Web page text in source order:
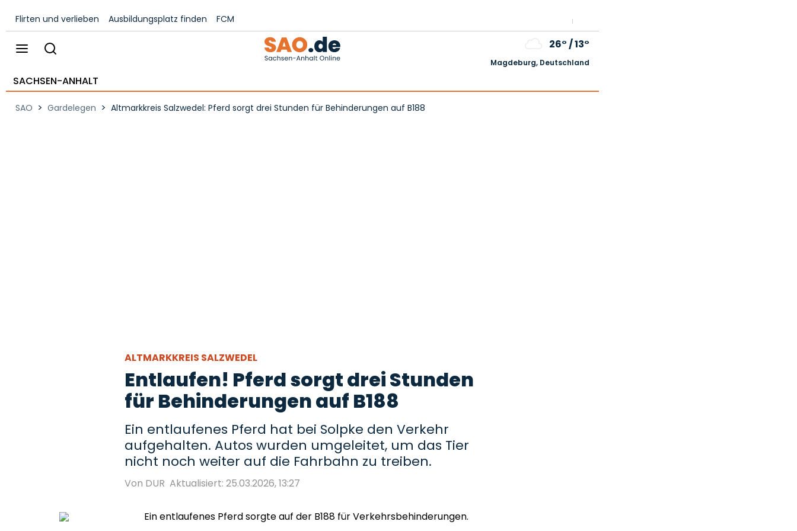
Flirten und verlieben Ausbildungsplatz finden FCM
26°/13°
Magdeburg, Deutschland
SACHSEN-ANHALT
SAO > Gardelegen > Altmarkkreis Salzwedel: Pferd sorgt drei Stunden für Behinderungen auf B188
ALTMARKKREIS SALZWEDEL
Entlaufen! Pferd sorgt drei Stunden
für Behinderungen auf B188
Ein entlaufenes Pferd hat bei Solpke den Verkehr
aufgehalten. Autos wurden umgeleitet, um das Tier
nicht noch weiter auf die Fahrbahn zu treiben.
Von DUR Aktualisiert: 25.03.2026, 13:27